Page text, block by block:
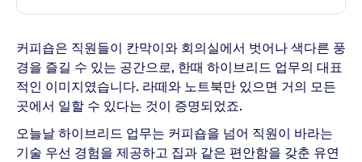
커피숍은 직원들이 칸막이와 회의실에서 벗어나 색다른 풍
경을 즐길 수 있는 공간으로, 한때 하이브리드 업무의 대표
적인 이미지였습니다. 라떼와 노트북만 있으면 거의 모든
곳에서 일할 수 있다는 것이 증명되었죠.
오늘날 하이브리드 업무는 커피숍을 넘어 직원이 바라는
기술 우선 경험을 제공하고 집과 같은 편안함을 갖춘 유연